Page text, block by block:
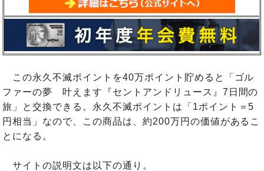
この永久不滅ポイントを40万ポイント貯めると「ゴル
ファーの夢 叶えます『セントアンドリュース』7日間の
旅」と交換できる。永久不滅ポイントは「1ポイント＝5
円相当」なので、この商品は、約200万円の価値があるこ
とになる。
サイトの説明文は以下の通り。